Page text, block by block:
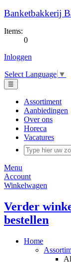
Banketbakkerij
Items:
0
Inloggen
Select Language ▼
☰
Assortiment
Aanbiedingen
Over ons
Horeca
Vacatures
Menu
Account
Winkelwagen
Verder
bestellen
Home